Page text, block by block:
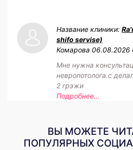
Название клиники:
shifo servise)
Комарова 06.08.2026
Мне нужна
невропотолога.с
2 грэжи
Подробнее...
ВЫ МОЖЕТЕ
ПОПУЛЯРНЫХ